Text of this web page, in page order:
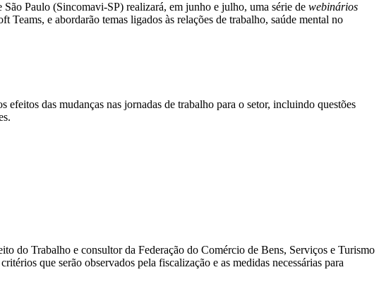
Paulo (Sincomavi-SP) realizará, em junho e julho, uma série de webinários
Teams, e abordarão temas ligados às relações de trabalho, saúde mental no
das mudanças nas jornadas de trabalho para o setor, incluindo questões
do Trabalho e consultor da Federação do Comércio de Bens, Serviços e Turismo
que serão observados pela fiscalização e as medidas necessárias para